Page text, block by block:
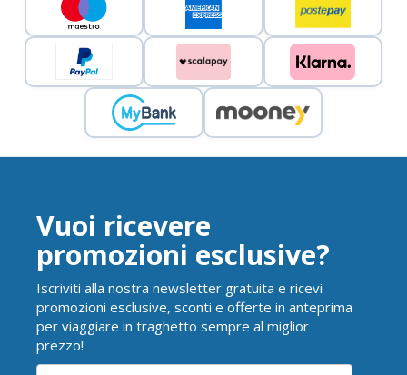
Vuoi ricevere
promozioni esclusive?
Iscriviti alla nostra newsletter gratuita e ricevi
promozioni esclusive, sconti e offerte in anteprima
per viaggiare in traghetto sempre al miglior
prezzo!